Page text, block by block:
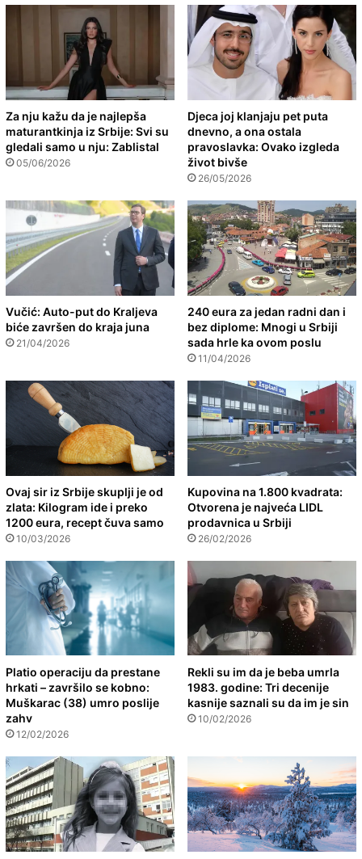
Za nju kažu da je najlepša
maturantkinja iz Srbije: Svi su
gledali samo u nju: Zablistal
05/06/2026
Djeca joj klanjaju pet puta
dnevno, a ona ostala
pravoslavka: Ovako izgleda
život bivše
26/05/2026
Vučić: Auto-put do Kraljeva
biće završen do kraja juna
21/04/2026
240 eura za jedan radni dan i
bez diplome: Mnogi u Srbiji
sada hrle ka ovom poslu
11/04/2026
Ovaj sir iz Srbije skuplji je od
zlata: Kilogram ide i preko
1200 eura, recept čuva samo
10/03/2026
Kupovina na 1.800 kvadrata:
Otvorena je najveća LIDL
prodavnica u Srbiji
26/02/2026
Platio operaciju da prestane
hrkati – završilo se kobno:
Muškarac (38) umro poslije
zahv
12/02/2026
Rekli su im da je beba umrla
1983. godine: Tri decenije
kasnije saznali su da im je sin
10/02/2026